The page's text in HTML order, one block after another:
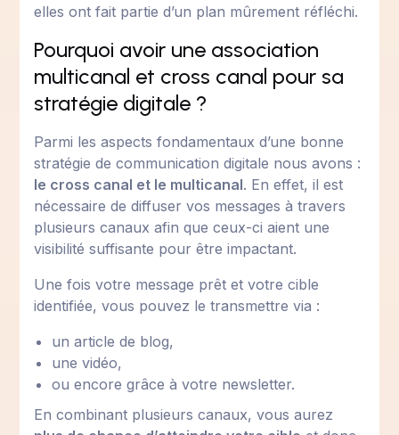
elles ont fait partie d’un plan mûrement réfléchi.
Pourquoi avoir une association
multicanal et cross canal pour sa
stratégie digitale ?
Parmi les aspects fondamentaux d’une bonne
stratégie de communication digitale nous avons :
le cross canal et le multicanal. En effet, il est
nécessaire de diffuser vos messages à travers
plusieurs canaux afin que ceux-ci aient une
visibilité suffisante pour être impactant.
Une fois votre message prêt et votre cible
identifiée, vous pouvez le transmettre via :
un article de blog,
une vidéo,
ou encore grâce à votre newsletter.
En combinant plusieurs canaux, vous aurez